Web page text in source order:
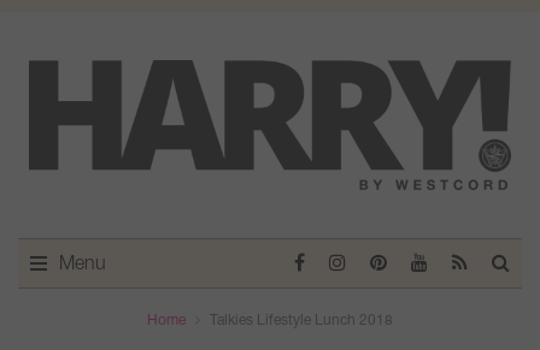
Menu
Home Talkies Lifestyle Lunch 2018